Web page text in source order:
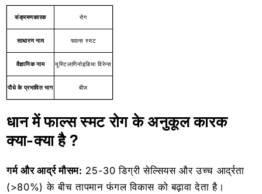
संक्रमणकारक रोग
साधारण नाम फाल्स स्मट
वैज्ञानिक नाम यूस्टिलागिनोइडिया विरेन्स
पौधे के प्रभावित भाग बीज
धान में फाल्स स्मट रोग के अनुकूल कारक
क्या-क्या है ?
गर्म और आर्द्र मौसम: 25-30 डिग्री सेल्सियस और उच्च आर्द्रता
(>80%) के बीच तापमान फंगल विकास को बढ़ावा देता है।